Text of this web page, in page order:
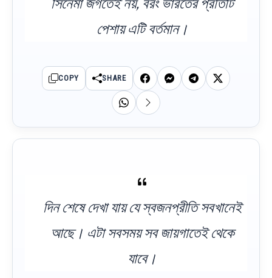
পেশায় এটি বর্তমান।
COPY SHARE
দিন শেষে দেখা যায় যে স্বজনপ্রীতি সবখানেই
আছে। এটা সবসময় সব জায়গাতেই থেকে
যাবে।